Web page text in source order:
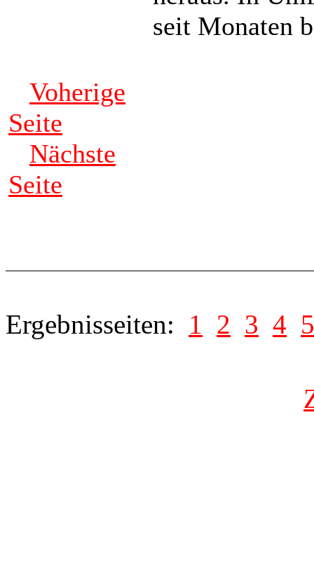
seit Monaten
Voherige
Seite
Nächste
Seite
Ergebnisseiten: 1 2 3 4 5